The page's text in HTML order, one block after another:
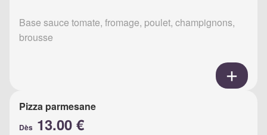
Base sauce tomate, fromage, poulet, champignons,
brousse
Pizza parmesane
Dès 13.00 €